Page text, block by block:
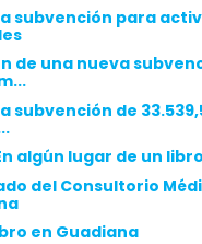
subvención para
de una nueva
subvención de
algún lugar de un
del Consultorio
en Guadiana